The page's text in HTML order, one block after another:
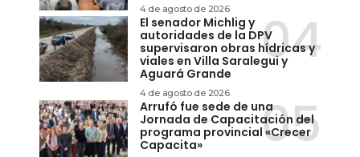
4 de agosto de 2026
El senador Michlig y
autoridades de la DPV
supervisaron obras hídricas y
viales en Villa Saralegui y
Aguará Grande
4 de agosto de 2026
Arrufó fue sede de una
Jornada de Capacitación del
programa provincial «Crecer
Capacita»